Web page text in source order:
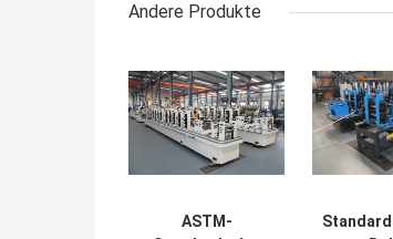
Andere Produkte
ASTM-